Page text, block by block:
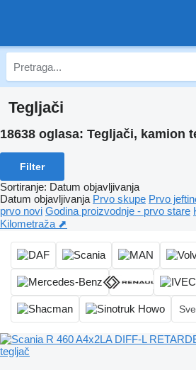
Tegljači
18638 oglasa: Tegljači, kamion
Filter
Sortiranje: Datum objavljivanja
Datum objavljivanja Prvo skupe Prvo
prvo novi Godina proizvodnje - prvo stare
Kilometraža ⬈
Sve